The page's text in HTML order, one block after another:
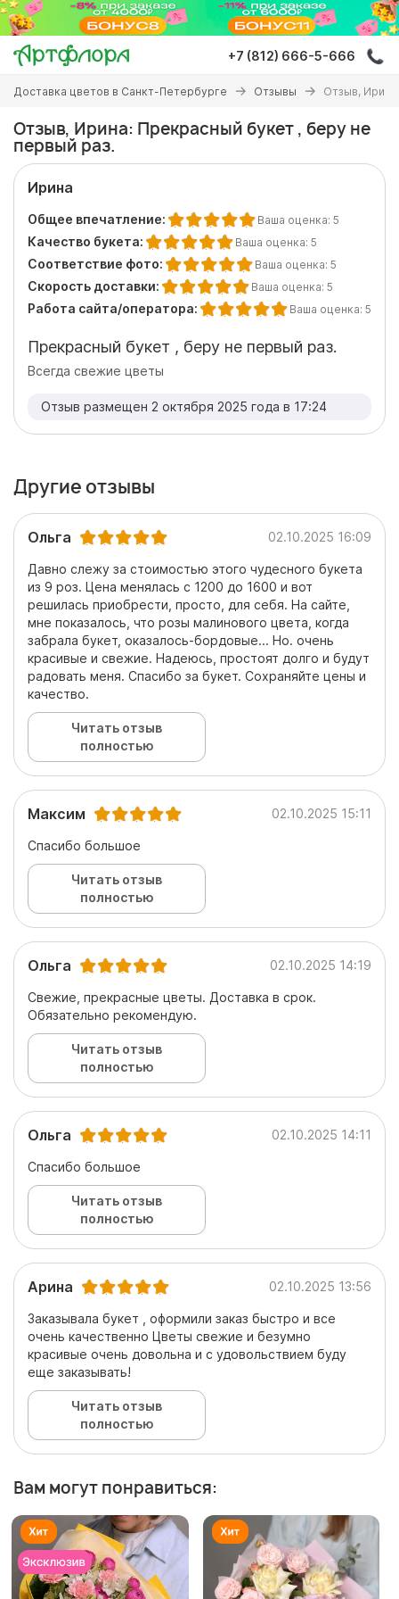
Перейти
основному
содержанию
+7 (812) 666-5-666
Вы
здесь
Доставка цветов в Санкт-Петербурге Отзывы Отзыв,
Отзыв, Ирина: Прекрасный букет , беру не
первый раз.
Ирина
Общее впечатление: Ваша оценка: 5
Качество букета: Ваша оценка: 5
Соответствие фото: Ваша оценка: 5
Скорость доставки: Ваша оценка: 5
Работа сайта/оператора: Ваша оценка: 5
Прекрасный букет , беру не первый раз.
Всегда свежие цветы
Отзыв размещен 2 октября 2025 года в 17:24
Другие отзывы
Ольга 02.10.2025 16:09
Давно слежу за стоимостью этого чудесного букета
из 9 роз. Цена менялась с 1200 до 1600 и вот
решилась приобрести, просто, для себя. На сайте,
мне показалось, что розы малинового цвета, когда
забрала букет, оказалось-бордовые... Но. очень
красивые и свежие. Надеюсь, простоят долго и будут
радовать меня. Спасибо за букет. Сохраняйте цены и
качество.
Читать отзыв
полностью
Максим 02.10.2025 15:11
Спасибо большое
Читать отзыв
полностью
Ольга 02.10.2025 14:19
Свежие, прекрасные цветы. Доставка в срок.
Обязательно рекомендую.
Читать отзыв
полностью
Ольга 02.10.2025 14:11
Спасибо большое
Читать отзыв
полностью
Арина 02.10.2025 13:56
Заказывала букет , оформили заказ быстро и все
очень качественно Цветы свежие и безумно
красивые очень довольна и с удовольствием буду
еще заказывать!
Читать отзыв
полностью
Вам могут понравиться: